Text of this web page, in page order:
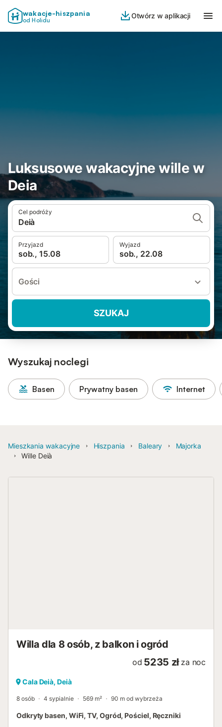
wakacje-hiszpania
od Holidu
Otwórz w aplikacji
Luksusowe wakacyjne wille w
Deia
Cel podróży
Deià
Przyjazd
sob., 15.08
Wyjazd
sob., 22.08
Gości
SZUKAJ
Wyszukaj noclegi
Basen Prywatny basen Internet
Mieszkania wakacyjne Hiszpania Baleary
Majorka
Wille Deià
Willa dla 8 osób, z balkon i ogród
od 5235 zł za noc
Cala Deià, Deià
8 osób 4 sypialnie 569 m² 90 m od wybrzeża
Odkryty basen, WiFi, TV, Ogród, Pościel, Ręczniki